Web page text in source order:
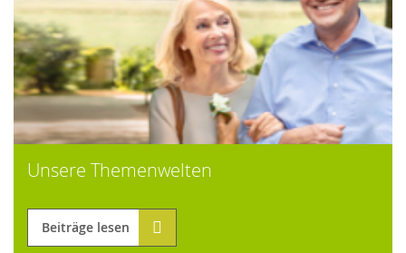
Unsere Themenwelten
Beiträge lesen